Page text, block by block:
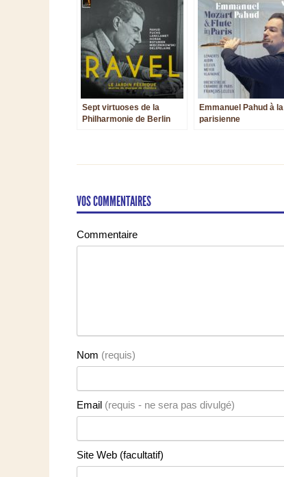
Sept virtuoses de la
Philharmonie de Berlin
Emmanuel Pahud à la
parisienne
VOS COMMENTAIRES
Commentaire
Nom (requis)
Email (requis - ne sera pas divulgé)
Site Web (facultatif)